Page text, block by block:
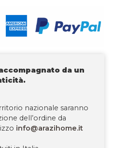
da un
nazionale saranno
dell’ordine da
info@arazihome.it